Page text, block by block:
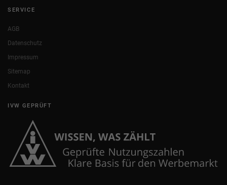
SERVICE
AGB
Datenschutz
Impressum
Sitemap
Kontakt
IVW GEPRÜFT